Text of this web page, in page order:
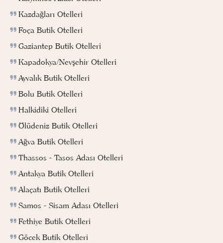
Kazdağları Otelleri
Foça Butik Otelleri
Gaziantep Butik Otelleri
Kapadokya/Nevşehir Otelleri
Ayvalık Butik Otelleri
Bolu Butik Otelleri
Halkidiki Otelleri
Ölüdeniz Butik Otelleri
Ağva Butik Otelleri
Thassos - Tasos Adası Otelleri
Antakya Butik Otelleri
Alaçatı Butik Otelleri
Samos - Sisam Adası Otelleri
Fethiye Butik Otelleri
Göcek Butik Otelleri